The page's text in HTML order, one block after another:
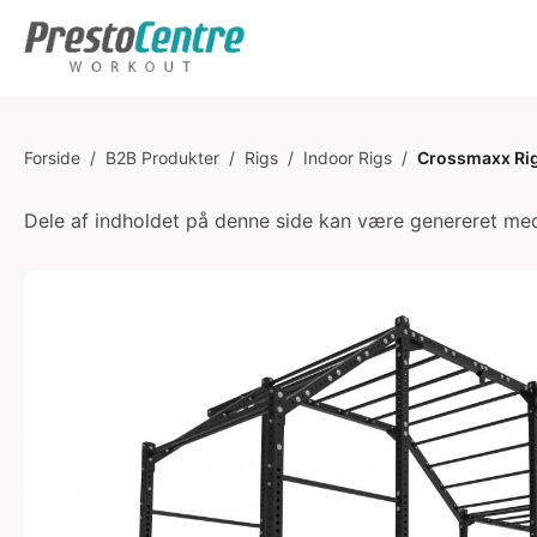
Forside / B2B Produkter / Rigs / Indoor Rigs / Crossmaxx
Dele af indholdet på denne side kan være genereret